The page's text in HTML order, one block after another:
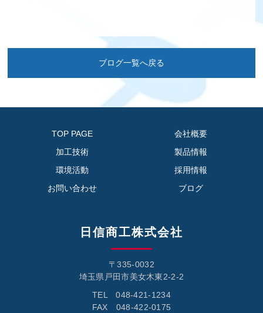
ブログ一覧へ戻る
TOP PAGE
会社概要
加工技術
製品情報
環境活動
採用情報
お問い合わせ
ブログ
日信商工株式会社
〒335-0032
埼玉県戸田市美女木東2-2-2
TEL 048-421-1234
FAX 048-422-0175